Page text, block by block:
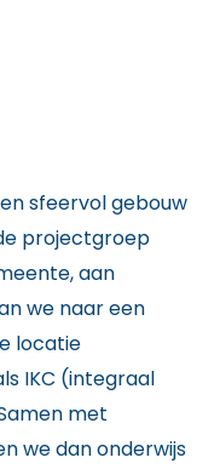
sfeervol gebouw
projectgroep
aan
we naar een
locatie
IKC (integraal
met
we dan onderwijs